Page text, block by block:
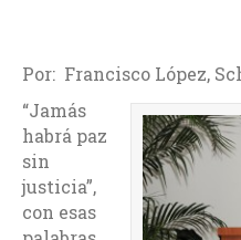
Por: Francisco López,
“Jamás
habrá paz
sin
justicia”,
con esas